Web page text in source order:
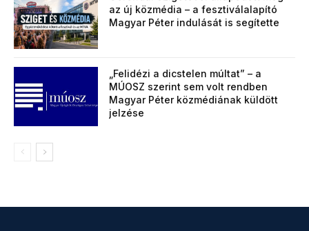
az új közmédia – a fesztiválalapító
Magyar Péter indulását is segítette
„Felidézi a dicstelen múltat” – a
MÚOSZ szerint sem volt rendben
Magyar Péter közmédiának küldött
jelzése